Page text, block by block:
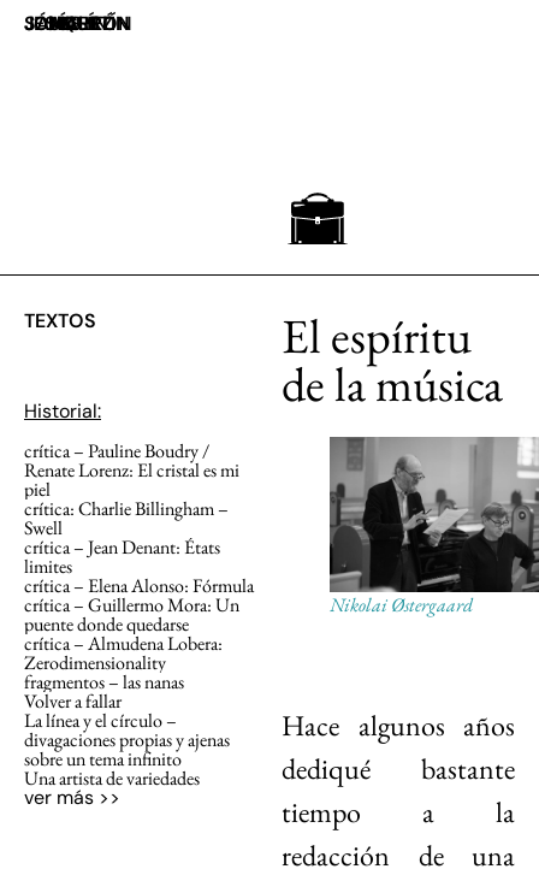
JOAQUÍN JESÚS SÁNCHEZ
UN MALETÍN MARRÓN
TEXTOS
Historial:
crítica ­­– Pauline Boudry /
Renate Lorenz: El cristal es mi
piel
crítica: Charlie Billingham –
Swell
crítica – Jean Denant: États
limites
crítica – Elena Alonso: Fórmula
crítica – Guillermo Mora: Un
puente donde quedarse
crítica – Almudena Lobera:
Zerodimensionality
fragmentos – las nanas
Volver a fallar
La línea y el círculo –
divagaciones propias y ajenas
sobre un tema infinito
Una artista de variedades
ver más >>
El espíritu
de la música
Nikolai Østergaard
Hace algunos años
dediqué bastante
tiempo a la
redacción de una